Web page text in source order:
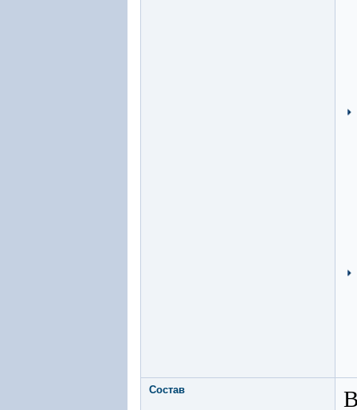
Состав